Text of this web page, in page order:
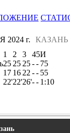
КАЗАНЬ
2024 г.
1 2 3 45И
25 25 25-- 75
17 16 22 -- 55
22'22'26'-- 1:10